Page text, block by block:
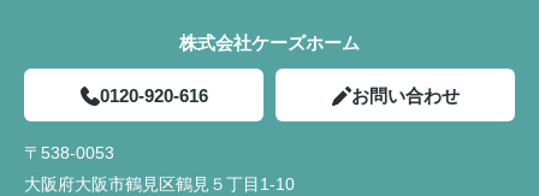
株式会社ケーズホーム
0120-920-616 お問い合わせ
〒538-0053
大阪府大阪市鶴見区鶴見５丁目1-10